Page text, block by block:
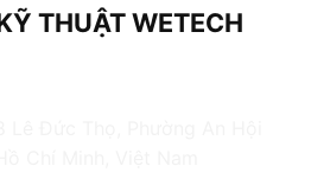
THUẬT WETECH